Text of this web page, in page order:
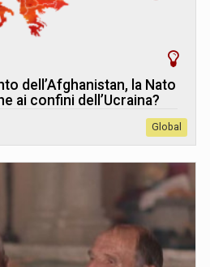
dell’Afghanistan, la Nato
ai confini dell’Ucraina?
Global